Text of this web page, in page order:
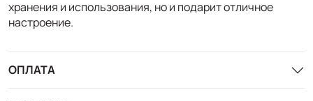
хранения и использования, но и подарит отличное
настроение.
ОПЛАТА